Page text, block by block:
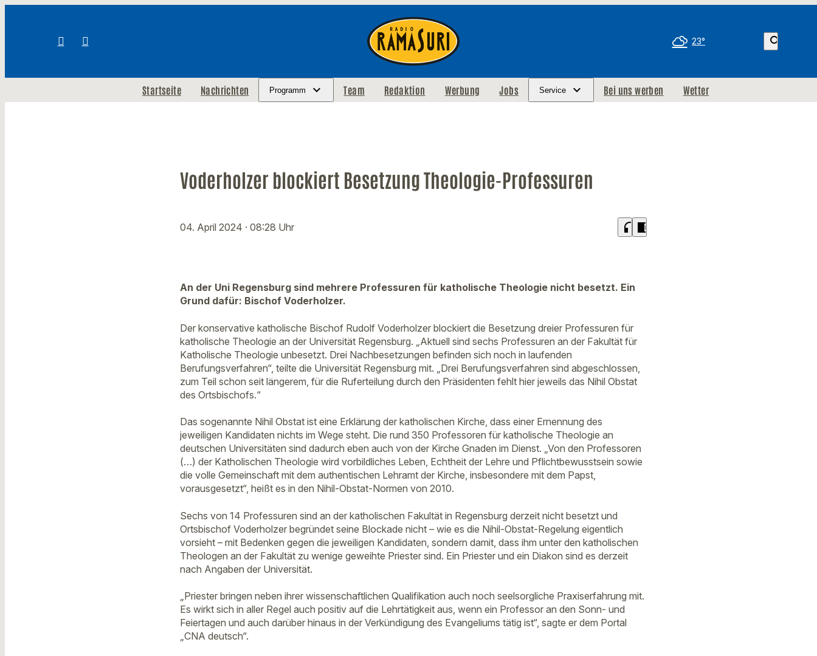
23° search
Startseite Nachrichten Programm Team Redaktion Werbung Jobs Service Bei uns werben Wetter
Voderholzer blockiert Besetzung Theologie-Professuren
04. April 2024 · 08:28 Uhr headphones chrome_reader_mode
An der Uni Regensburg sind mehrere Professuren für katholische Theologie nicht besetzt. Ein
Grund dafür: Bischof Voderholzer.
Der konservative katholische Bischof Rudolf Voderholzer blockiert die Besetzung dreier Professuren für
katholische Theologie an der Universität Regensburg. „Aktuell sind sechs Professuren an der Fakultät für
Katholische Theologie unbesetzt. Drei Nachbesetzungen befinden sich noch in laufenden
Berufungsverfahren“, teilte die Universität Regensburg mit. „Drei Berufungsverfahren sind abgeschlossen,
zum Teil schon seit längerem, für die Ruferteilung durch den Präsidenten fehlt hier jeweils das Nihil Obstat
des Ortsbischofs.“
Das sogenannte Nihil Obstat ist eine Erklärung der katholischen Kirche, dass einer Ernennung des
jeweiligen Kandidaten nichts im Wege steht. Die rund 350 Professoren für katholische Theologie an
deutschen Universitäten sind dadurch eben auch von der Kirche Gnaden im Dienst. „Von den Professoren
(…) der Katholischen Theologie wird vorbildliches Leben, Echtheit der Lehre und Pflichtbewusstsein sowie
die volle Gemeinschaft mit dem authentischen Lehramt der Kirche, insbesondere mit dem Papst,
vorausgesetzt“, heißt es in den Nihil-Obstat-Normen von 2010.
Sechs von 14 Professuren sind an der katholischen Fakultät in Regensburg derzeit nicht besetzt und
Ortsbischof Voderholzer begründet seine Blockade nicht – wie es die Nihil-Obstat-Regelung eigentlich
vorsieht – mit Bedenken gegen die jeweiligen Kandidaten, sondern damit, dass ihm unter den katholischen
Theologen an der Fakultät zu wenige geweihte Priester sind. Ein Priester und ein Diakon sind es derzeit
nach Angaben der Universität.
„Priester bringen neben ihrer wissenschaftlichen Qualifikation auch noch seelsorgliche Praxiserfahrung mit.
Es wirkt sich in aller Regel auch positiv auf die Lehrtätigkeit aus, wenn ein Professor an den Sonn- und
Feiertagen und auch darüber hinaus in der Verkündigung des Evangeliums tätig ist“, sagte er dem Portal
„CNA deutsch“.